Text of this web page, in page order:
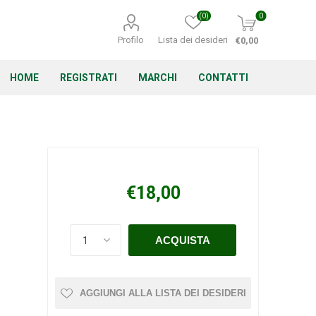
Profilo Lista dei desideri
(0) 0
€0,00
HOME REGISTRATI MARCHI
Echo
CONTATTI
€18,00
AGGIUNGI ALLA LISTA DEI DESIDERI